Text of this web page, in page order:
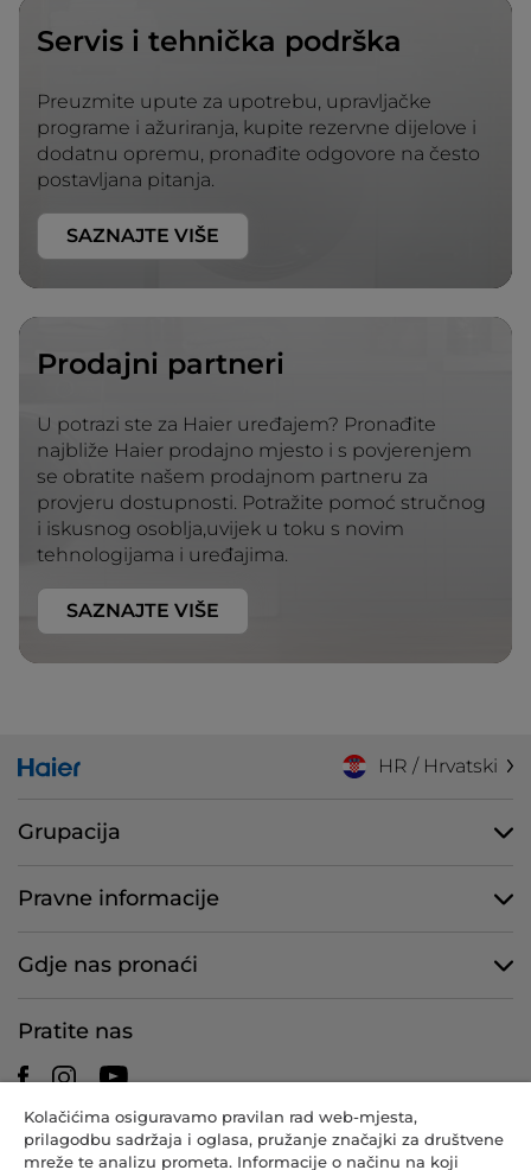
Servis i tehnička podrška
Preuzmite upute za upotrebu, upravljačke
programe i ažuriranja, kupite rezervne dijelove i
dodatnu opremu, pronađite odgovore na često
postavljana pitanja.
SAZNAJTE VIŠE
Prodajni partneri
U potrazi ste za Haier uređajem? Pronađite
najbliže Haier prodajno mjesto i s povjerenjem
se obratite našem prodajnom partneru za
provjeru dostupnosti. Potražite pomoć stručnog
i iskusnog osoblja,uvijek u toku s novim
tehnologijama i uređajima.
SAZNAJTE VIŠE
HR / Hrvatski
Grupacija
Pravne informacije
Gdje nas pronaći
Pratite nas
CANDY HOOVER GROUP S.r.I. – s jednim članom – REGISTRIRANO
Kolačićima osiguravamo pravilan rad web-mjesta,
prilagodbu sadržaja i oglasa, pružanje značajki za društvene
mreže te analizu prometa. Informacije o načinu na koji